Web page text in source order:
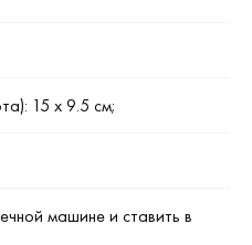
15 х 9.5 см;
машине и ставить в